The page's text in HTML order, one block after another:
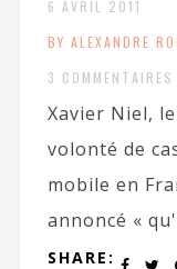
6 AVRIL 2011
BY ALEXANDRE
3 COMMENTAIRES
Xavier Niel,
volonté de
mobile en
annoncé «
SHARE: